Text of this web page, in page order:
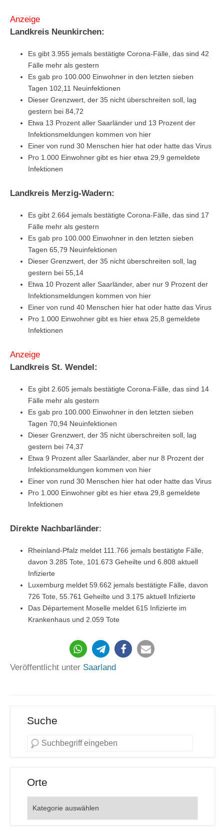
Anzeige
Landkreis Neunkirchen:
Es gibt 3.955 jemals bestätigte Corona-Fälle, das sind 42
Fälle mehr als gestern
Es gab pro 100.000 Einwohner in den letzten sieben
Tagen 102,11 Neuinfektionen
Dieser Grenzwert, der 35 nicht überschreiten soll, lag
gestern bei 84,72
Etwa 13 Prozent aller Saarländer und 13 Prozent der
Infektionsmeldungen kommen von hier
Einer von rund 30 Menschen hier hat oder hatte das Virus
Pro 1.000 Einwohner gibt es hier etwa 29,9 gemeldete
Infektionen
Landkreis Merzig-Wadern:
Es gibt 2.664 jemals bestätigte Corona-Fälle, das sind 17
Fälle mehr als gestern
Es gab pro 100.000 Einwohner in den letzten sieben
Tagen 65,79 Neuinfektionen
Dieser Grenzwert, der 35 nicht überschreiten soll, lag
gestern bei 55,14
Etwa 10 Prozent aller Saarländer, aber nur 9 Prozent der
Infektionsmeldungen kommen von hier
Einer von rund 40 Menschen hier hat oder hatte das Virus
Pro 1.000 Einwohner gibt es hier etwa 25,8 gemeldete
Infektionen
Anzeige
Landkreis St. Wendel:
Es gibt 2.605 jemals bestätigte Corona-Fälle, das sind 14
Fälle mehr als gestern
Es gab pro 100.000 Einwohner in den letzten sieben
Tagen 70,94 Neuinfektionen
Dieser Grenzwert, der 35 nicht überschreiten soll, lag
gestern bei 74,37
Etwa 9 Prozent aller Saarländer, aber nur 8 Prozent der
Infektionsmeldungen kommen von hier
Einer von rund 30 Menschen hier hat oder hatte das Virus
Pro 1.000 Einwohner gibt es hier etwa 29,8 gemeldete
Infektionen
Direkte Nachbarländer:
Rheinland-Pfalz meldet 111.766 jemals bestätigte Fälle,
davon 3.285 Tote, 101.673 Geheilte und 6.808 aktuell
Infizierte
Luxemburg meldet 59.662 jemals bestätigte Fälle, davon
726 Tote, 55.761 Geheilte und 3.175 aktuell Infizierte
Das Département Moselle meldet 615 Infizierte im
Krankenhaus und 2.059 Tote
251
Veröffentlicht unter Saarland
Suche
Orte